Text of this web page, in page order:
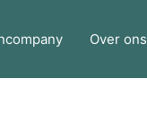
Over ons